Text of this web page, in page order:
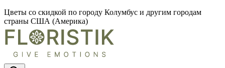
Цветы со скидкой по городу Колумбус и другим городам
страны США (Америка)